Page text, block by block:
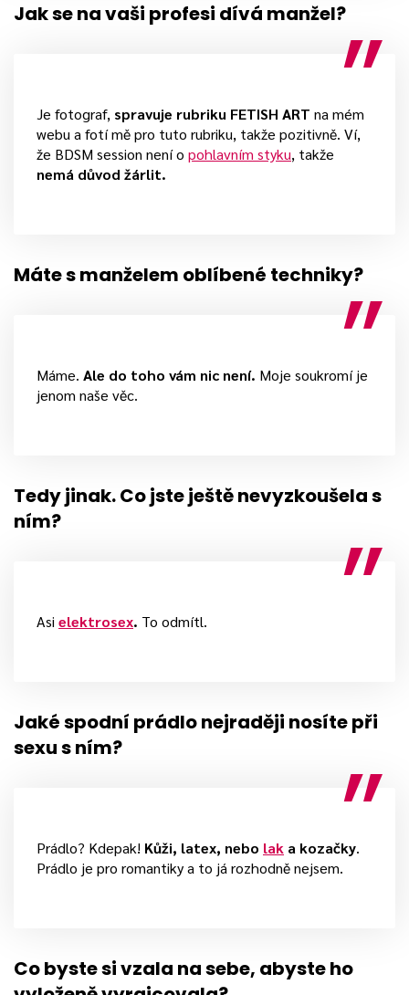
Jak se na vaši profesi dívá manžel?
Je fotograf, spravuje rubriku FETISH ART na mém
webu a fotí mě pro tuto rubriku, takže pozitivně. Ví,
že BDSM session není o pohlavním styku, takže
nemá důvod žárlit.
Máte s manželem oblíbené techniky?
Máme. Ale do toho vám nic není. Moje soukromí je
jenom naše věc.
Tedy jinak. Co jste ještě nevyzkoušela s
ním?
Asi elektrosex. To odmítl.
Jaké spodní prádlo nejraději nosíte při
sexu s ním?
Prádlo? Kdepak! Kůži, latex, nebo lak a kozačky.
Prádlo je pro romantiky a to já rozhodně nejsem.
Co byste si vzala na sebe, abyste ho